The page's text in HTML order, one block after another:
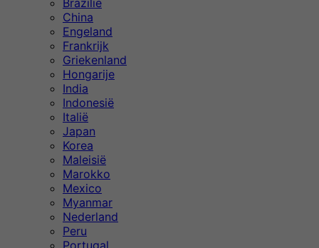
Brazilië
China
Engeland
Frankrijk
Griekenland
Hongarije
India
Indonesië
Italië
Japan
Korea
Maleisië
Marokko
Mexico
Myanmar
Nederland
Peru
Portugal